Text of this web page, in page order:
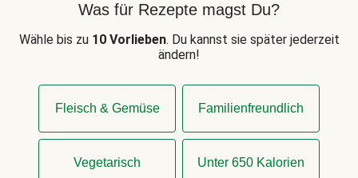
Was für Rezepte magst Du?
Wähle bis zu 10 Vorlieben. Du kannst sie später jederzeit
ändern!
Fleisch & Gemüse Familienfreundlich
Vegetarisch Unter 650 Kalorien